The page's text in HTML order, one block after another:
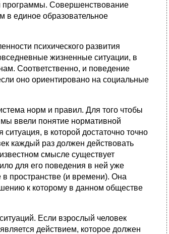
программы. Совершенствование
в единое образовательное
психического развития
жизненные ситуации, в
Соответственно, и поведение
оно ориентировано на социальные
норм и правил. Для того чтобы
ввели понятие нормативной
в которой достаточно точно
каждый раз должен действовать
смысле существует
для его поведения в ней уже
пространстве (и времени). Она
к которому в данном обществе
Если взрослый человек
действием, которое должен